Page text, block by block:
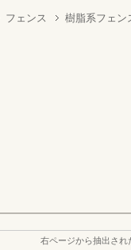
フェンス 樹脂系フェン
右ページから抽出され